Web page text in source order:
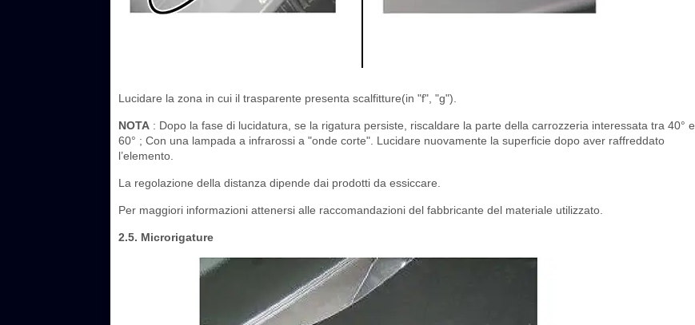
Lucidare la zona in cui il trasparente presenta scalfitture(in "f", "g").
NOTA : Dopo la fase di lucidatura, se la rigatura persiste, riscaldare la parte della carrozzeria interessata tra 40° e
60° ; Con una lampada a infrarossi a "onde corte". Lucidare nuovamente la superficie dopo aver raffreddato
l’elemento.
La regolazione della distanza dipende dai prodotti da essiccare.
Per maggiori informazioni attenersi alle raccomandazioni del fabbricante del materiale utilizzato.
2.5. Microrigature